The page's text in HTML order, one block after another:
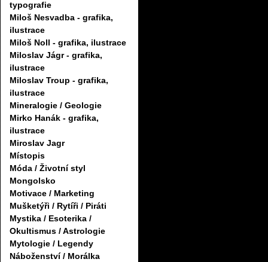
typografie
Miloš Nesvadba - grafika,
ilustrace
Miloš Noll - grafika, ilustrace
Miloslav Jágr - grafika,
ilustrace
Miloslav Troup - grafika,
ilustrace
Mineralogie / Geologie
Mirko Hanák - grafika,
ilustrace
Miroslav Jagr
Místopis
Móda / Životní styl
Mongolsko
Motivace / Marketing
Mušketýři / Rytíři / Piráti
Mystika / Esoterika /
Okultismus / Astrologie
Mytologie / Legendy
Náboženství / Morálka